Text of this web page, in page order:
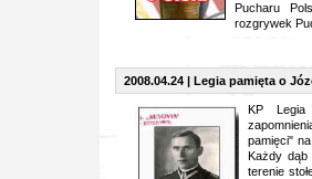
Pucharu
rozgrywek
2008.04.24 | Legia pamięta o
KP Legia
pamięci"
Każdy
terenie